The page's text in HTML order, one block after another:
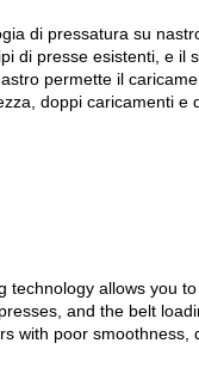
di pressatura su
di presse esistenti, e il
permette il
doppi caricamenti e
technology allows you
and the belt
with poor smoothness,